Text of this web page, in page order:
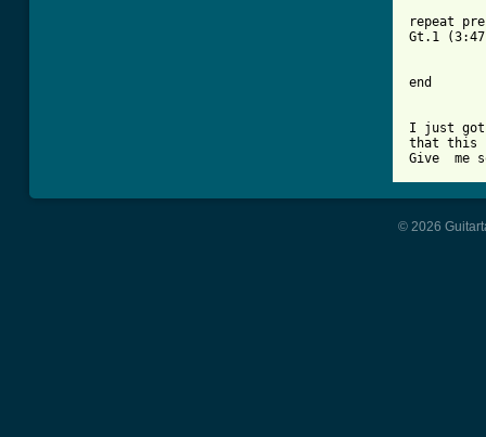
repeat
Gt.1
end
I just got
that this
Give  me
© 2026